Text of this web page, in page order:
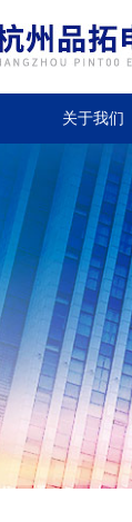
关于我们